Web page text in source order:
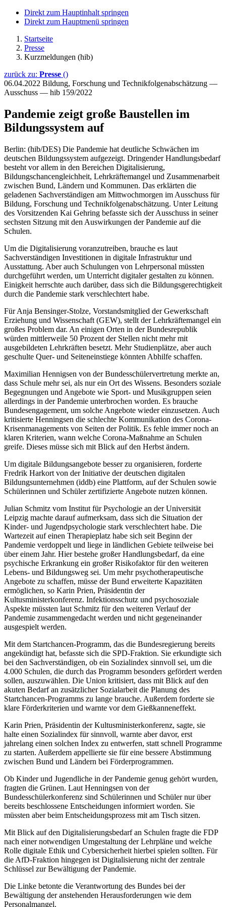
Direkt zum Hauptinhalt springen
Direkt zum Hauptmenü springen
Startseite
Presse
Kurzmeldungen (hib)
zurück zu: Presse ()
06.04.2022 Bildung, Forschung und Technikfolgenabschätzung —
Ausschuss — hib 159/2022
Pandemie zeigt große Baustellen im
Bildungssystem auf
Berlin: (hib/DES) Die Pandemie hat deutliche Schwächen im
deutschen Bildungssystem aufgezeigt. Dringender Handlungsbedarf
besteht vor allem in den Bereichen Digitalisierung,
Bildungschancengleichheit, Lehrkräftemangel und Zusammenarbeit
zwischen Bund, Ländern und Kommunen. Das erklärten die
geladenen Sachverständigen am Mittwochmorgen im Ausschuss für
Bildung, Forschung und Technikfolgenabschätzung. Unter Leitung
des Vorsitzenden Kai Gehring befasste sich der Ausschuss in seiner
sechsten Sitzung mit den Auswirkungen der Pandemie auf die
Schulen.
Um die Digitalisierung voranzutreiben, brauche es laut
Sachverständigen Investitionen in digitale Infrastruktur und
Ausstattung. Aber auch Schulungen von Lehrpersonal müssten
durchgeführt werden, um Unterricht digitaler gestalten zu können.
Einigkeit herrschte auch darüber, dass sich die Bildungsgerechtigkeit
durch die Pandemie stark verschlechtert habe.
Für Anja Bensinger-Stolze, Vorstandsmitglied der Gewerkschaft
Erziehung und Wissenschaft (GEW), stellt der Lehrkräftemangel ein
großes Problem dar. An einigen Orten in der Bundesrepublik
würden mittlerweile 50 Prozent der Stellen nicht mehr mit
ausgebildeten Lehrkräften besetzt. Mehr Studienplätze, aber auch
geschulte Quer- und Seiteneinstiege könnten Abhilfe schaffen.
Maximilian Hennigsen von der Bundesschülervertretung merkte an,
dass Schule mehr sei, als nur ein Ort des Wissens. Besonders soziale
Begegnungen und Angebote wie Sport- und Musikgruppen seien
allerdings in der Pandemie unterbrochen worden. Es brauche
Bundesengagement, um solche Angebote wieder einzusetzen. Auch
kritisierte Henningsen die schlechte Kommunikation des Corona-
Krisenmanagements von Seiten der Politik. Es fehle immer noch an
klaren Kriterien, wann welche Corona-Maßnahme an Schulen
greife. Dieses müsse sich mit Blick auf den Herbst ändern.
Um digitale Bildungsangebote besser zu organisieren, forderte
Fredrik Harkort von der Initiative der deutschen digitalen
Bildungsunternehmen (iddb) eine Plattform, auf der Schulen sowie
Schülerinnen und Schüler zertifizierte Angebote nutzen können.
Julian Schmitz vom Institut für Psychologie an der Universität
Leipzig machte darauf aufmerksam, dass sich die Situation der
Kinder- und Jugendpsychologie stark verschlechtert habe. Die
Wartezeit auf einen Therapieplatz habe sich seit Beginn der
Pandemie verdoppelt und liege in ländlichen Gebiete teilweise bei
über einem Jahr. Hier bestehe großer Handlungsbedarf, da eine
psychische Erkrankung ein großer Risikofaktor für den weiteren
Lebens- und Bildungsweg sei. Um mehr psychotherapeutische
Angebote zu schaffen, müsse der Bund erweiterte Kapazitäten
ermöglichen, so Karin Prien, Präsidentin der
Kultusministerkonferenz. Infektionsschutz und psychosoziale
Aspekte müssten laut Schmitz für den weiteren Verlauf der
Pandemie zusammengedacht werden und nicht gegeneinander
ausgespielt werden.
Mit dem Startchancen-Programm, das die Bundesregierung bereits
angekündigt hat, befasste sich die SPD-Fraktion. Sie erkundigte sich
bei den Sachverständigen, ob ein Sozialindex sinnvoll sei, um die
4.000 Schulen, die durch das Programm besonders gefördert werden
sollen, auszuwählen. Die Union kritisiert, dass mit Blick auf den
akuten Bedarf an zusätzlicher Sozialarbeit die Planung des
Startchancen-Programms zu lange brauche. Außerdem forderte sie
klare Förderkriterien und warnte vor dem Gießkanneneffekt.
Karin Prien, Präsidentin der Kultusministerkonferenz, sagte, sie
halte einen Sozialindex für sinnvoll, warnte aber davor, erst
jahrelang einen solchen Index zu entwerfen, statt schnell Programme
zu starten. Außerdem appellierte sie für eine bessere Abstimmung
zwischen Bund und Ländern bei Förderprogrammen.
Ob Kinder und Jugendliche in der Pandemie genug gehört wurden,
fragten die Grünen. Laut Henningsen von der
Bundesschülerkonferenz sind Schülerinnen und Schüler nur über
bereits beschlossene Entscheidungen informiert worden. Sie
müssten aber beim Entscheidungsprozess mit am Tisch sitzen.
Mit Blick auf den Digitalisierungsbedarf an Schulen fragte die FDP
nach einer notwendigen Umgestaltung der Lehrpläne und welche
Rolle digitale Ethik und Cybersicherheit hierbei spielen sollten. Für
die AfD-Fraktion hingegen ist Digitalisierung nicht der zentrale
Schlüssel zur Bewältigung der Pandemie.
Die Linke betonte die Verantwortung des Bundes bei der
Bewältigung der anstehenden Herausforderungen wie dem
Personalmangel.